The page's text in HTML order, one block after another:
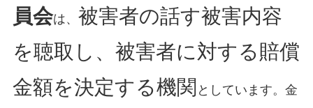
員会は、 被害者の話す被害内容
を聴取し、被害者に対する賠償
金額を決定する機関 としています。金